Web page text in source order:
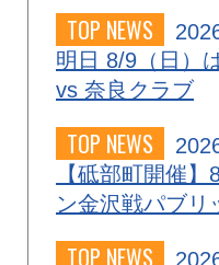
TOP NEWS
明日 8/9（日）
vs 奈良クラブ
TOP NEWS
【砥部町開催
ン金沢戦パブ
TOP NEWS